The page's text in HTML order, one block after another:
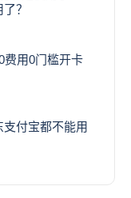
？
费用0门槛开卡
付宝都不能用